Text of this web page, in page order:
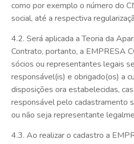
como por exemplo o número do
social, até a respectiva
4.2. Será aplicada a Teoria da
Contrato, portanto, a EMPRESA
sócios ou representantes legais
responsável(is) e obrigado(os) a
disposições ora estabelecidas,
responsável pelo cadastramento
ou não seja representante
4.3. Ao realizar o cadastro a